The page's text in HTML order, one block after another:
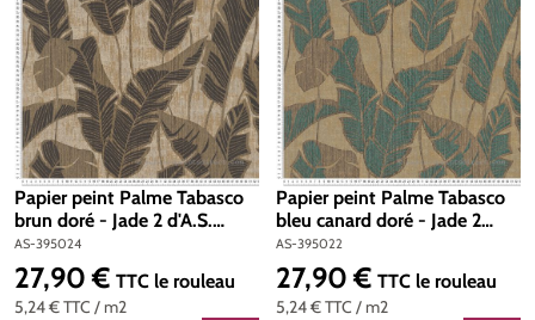
Papier peint Palme Tabasco
brun doré - Jade 2 d'A.S.
Création | Réf. AS-395024
AS-395024
5,24 €TTC / m2
Prix régulier :
27,90 € TTC le rouleau
Papier peint Palme Tabasco
bleu canard doré - Jade 2
d'A.S. Création | Réf. AS-
395022
AS-395022
5,24 €TTC / m2
Prix régulier :
27,90 € TTC le rouleau